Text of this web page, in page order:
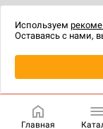
технологии.
Главная
Используем
Оставаясь с нами,